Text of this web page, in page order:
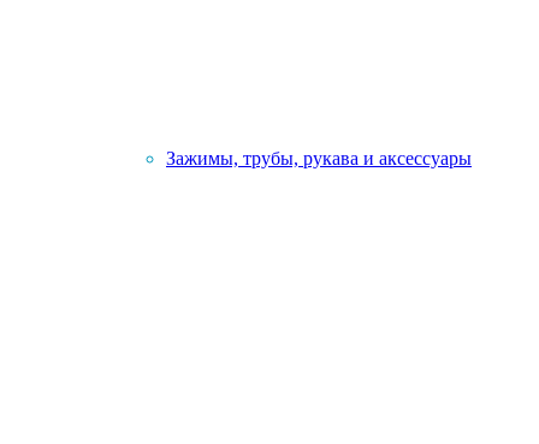
Зажимы, трубы, рукава и аксессуары